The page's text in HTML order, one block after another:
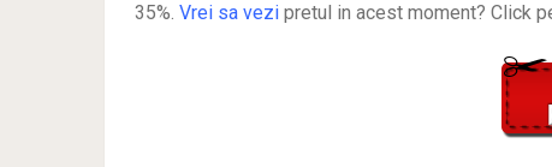
35%. Vrei sa vezi pretul in acest moment? Click